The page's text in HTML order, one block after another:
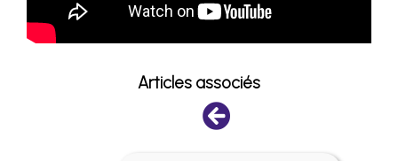
Articles associés